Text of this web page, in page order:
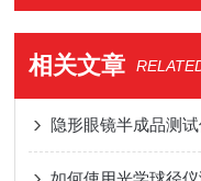
相关文章
隐形眼镜半成品测